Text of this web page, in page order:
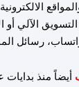
الآلي أو
رسائل
أيضاً منذ